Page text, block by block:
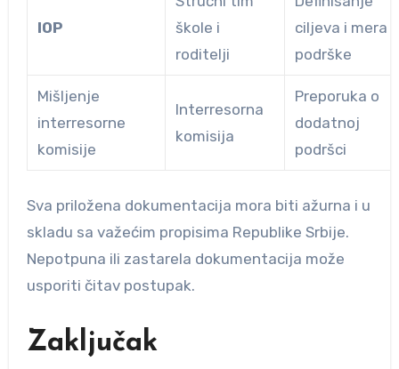
IOP
škole i
roditelji
ciljeva i mera
podrške
Mišljenje
interresorne
komisije
Interresorna
komisija
Preporuka o
dodatnoj
podršci
Sva priložena dokumentacija mora biti ažurna i u
skladu sa važećim propisima Republike Srbije.
Nepotpuna ili zastarela dokumentacija može
usporiti čitav postupak.
Zaključak